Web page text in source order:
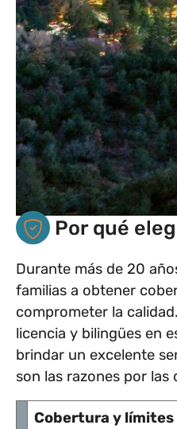
Por qué
Durante más de 20
familias a obtener
comprometer la
licencia y bilingües en
brindar un excelente
son las razones por las
Cobertura y